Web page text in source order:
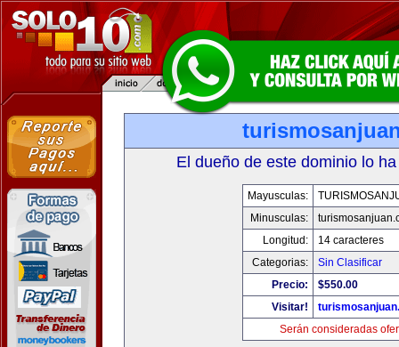
El dueño de este dominio lo
Mayusculas:
Minusculas:
Longitud:
14 caracteres
Categorias:
Sin Clasificar
Precio:
$550.00
Visitar!
Serán consideradas